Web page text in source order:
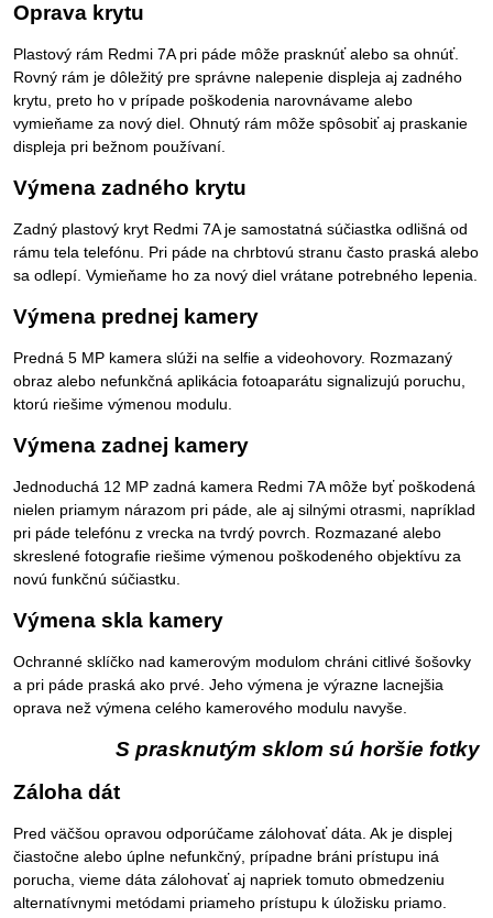
Oprava krytu
Plastový rám Redmi 7A pri páde môže prasknúť alebo sa ohnúť.
Rovný rám je dôležitý pre správne nalepenie displeja aj zadného
krytu, preto ho v prípade poškodenia narovnávame alebo
vymieňame za nový diel. Ohnutý rám môže spôsobiť aj praskanie
displeja pri bežnom používaní.
Výmena zadného krytu
Zadný plastový kryt Redmi 7A je samostatná súčiastka odlišná od
rámu tela telefónu. Pri páde na chrbtovú stranu často praská alebo
sa odlepí. Vymieňame ho za nový diel vrátane potrebného lepenia.
Výmena prednej kamery
Predná 5 MP kamera slúži na selfie a videohovory. Rozmazaný
obraz alebo nefunkčná aplikácia fotoaparátu signalizujú poruchu,
ktorú riešime výmenou modulu.
Výmena zadnej kamery
Jednoduchá 12 MP zadná kamera Redmi 7A môže byť poškodená
nielen priamym nárazom pri páde, ale aj silnými otrasmi, napríklad
pri páde telefónu z vrecka na tvrdý povrch. Rozmazané alebo
skreslené fotografie riešime výmenou poškodeného objektívu za
novú funkčnú súčiastku.
Výmena skla kamery
Ochranné sklíčko nad kamerovým modulom chráni citlivé šošovky
a pri páde praská ako prvé. Jeho výmena je výrazne lacnejšia
oprava než výmena celého kamerového modulu navyše.
S prasknutým sklom sú horšie fotky
Záloha dát
Pred väčšou opravou odporúčame zálohovať dáta. Ak je displej
čiastočne alebo úplne nefunkčný, prípadne bráni prístupu iná
porucha, vieme dáta zálohovať aj napriek tomuto obmedzeniu
alternatívnymi metódami priameho prístupu k úložisku priamo.